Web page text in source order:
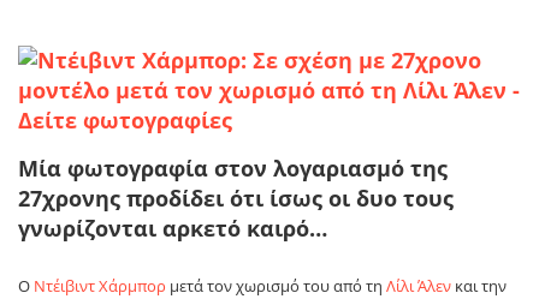
Μία φωτογραφία στον λογαριασμό της
27χρονης προδίδει ότι ίσως οι δυο τους
γνωρίζονται αρκετό καιρό…
Ο Ντέιβιντ Χάρμπορ μετά τον χωρισμό του από τη Λίλι Άλεν και την